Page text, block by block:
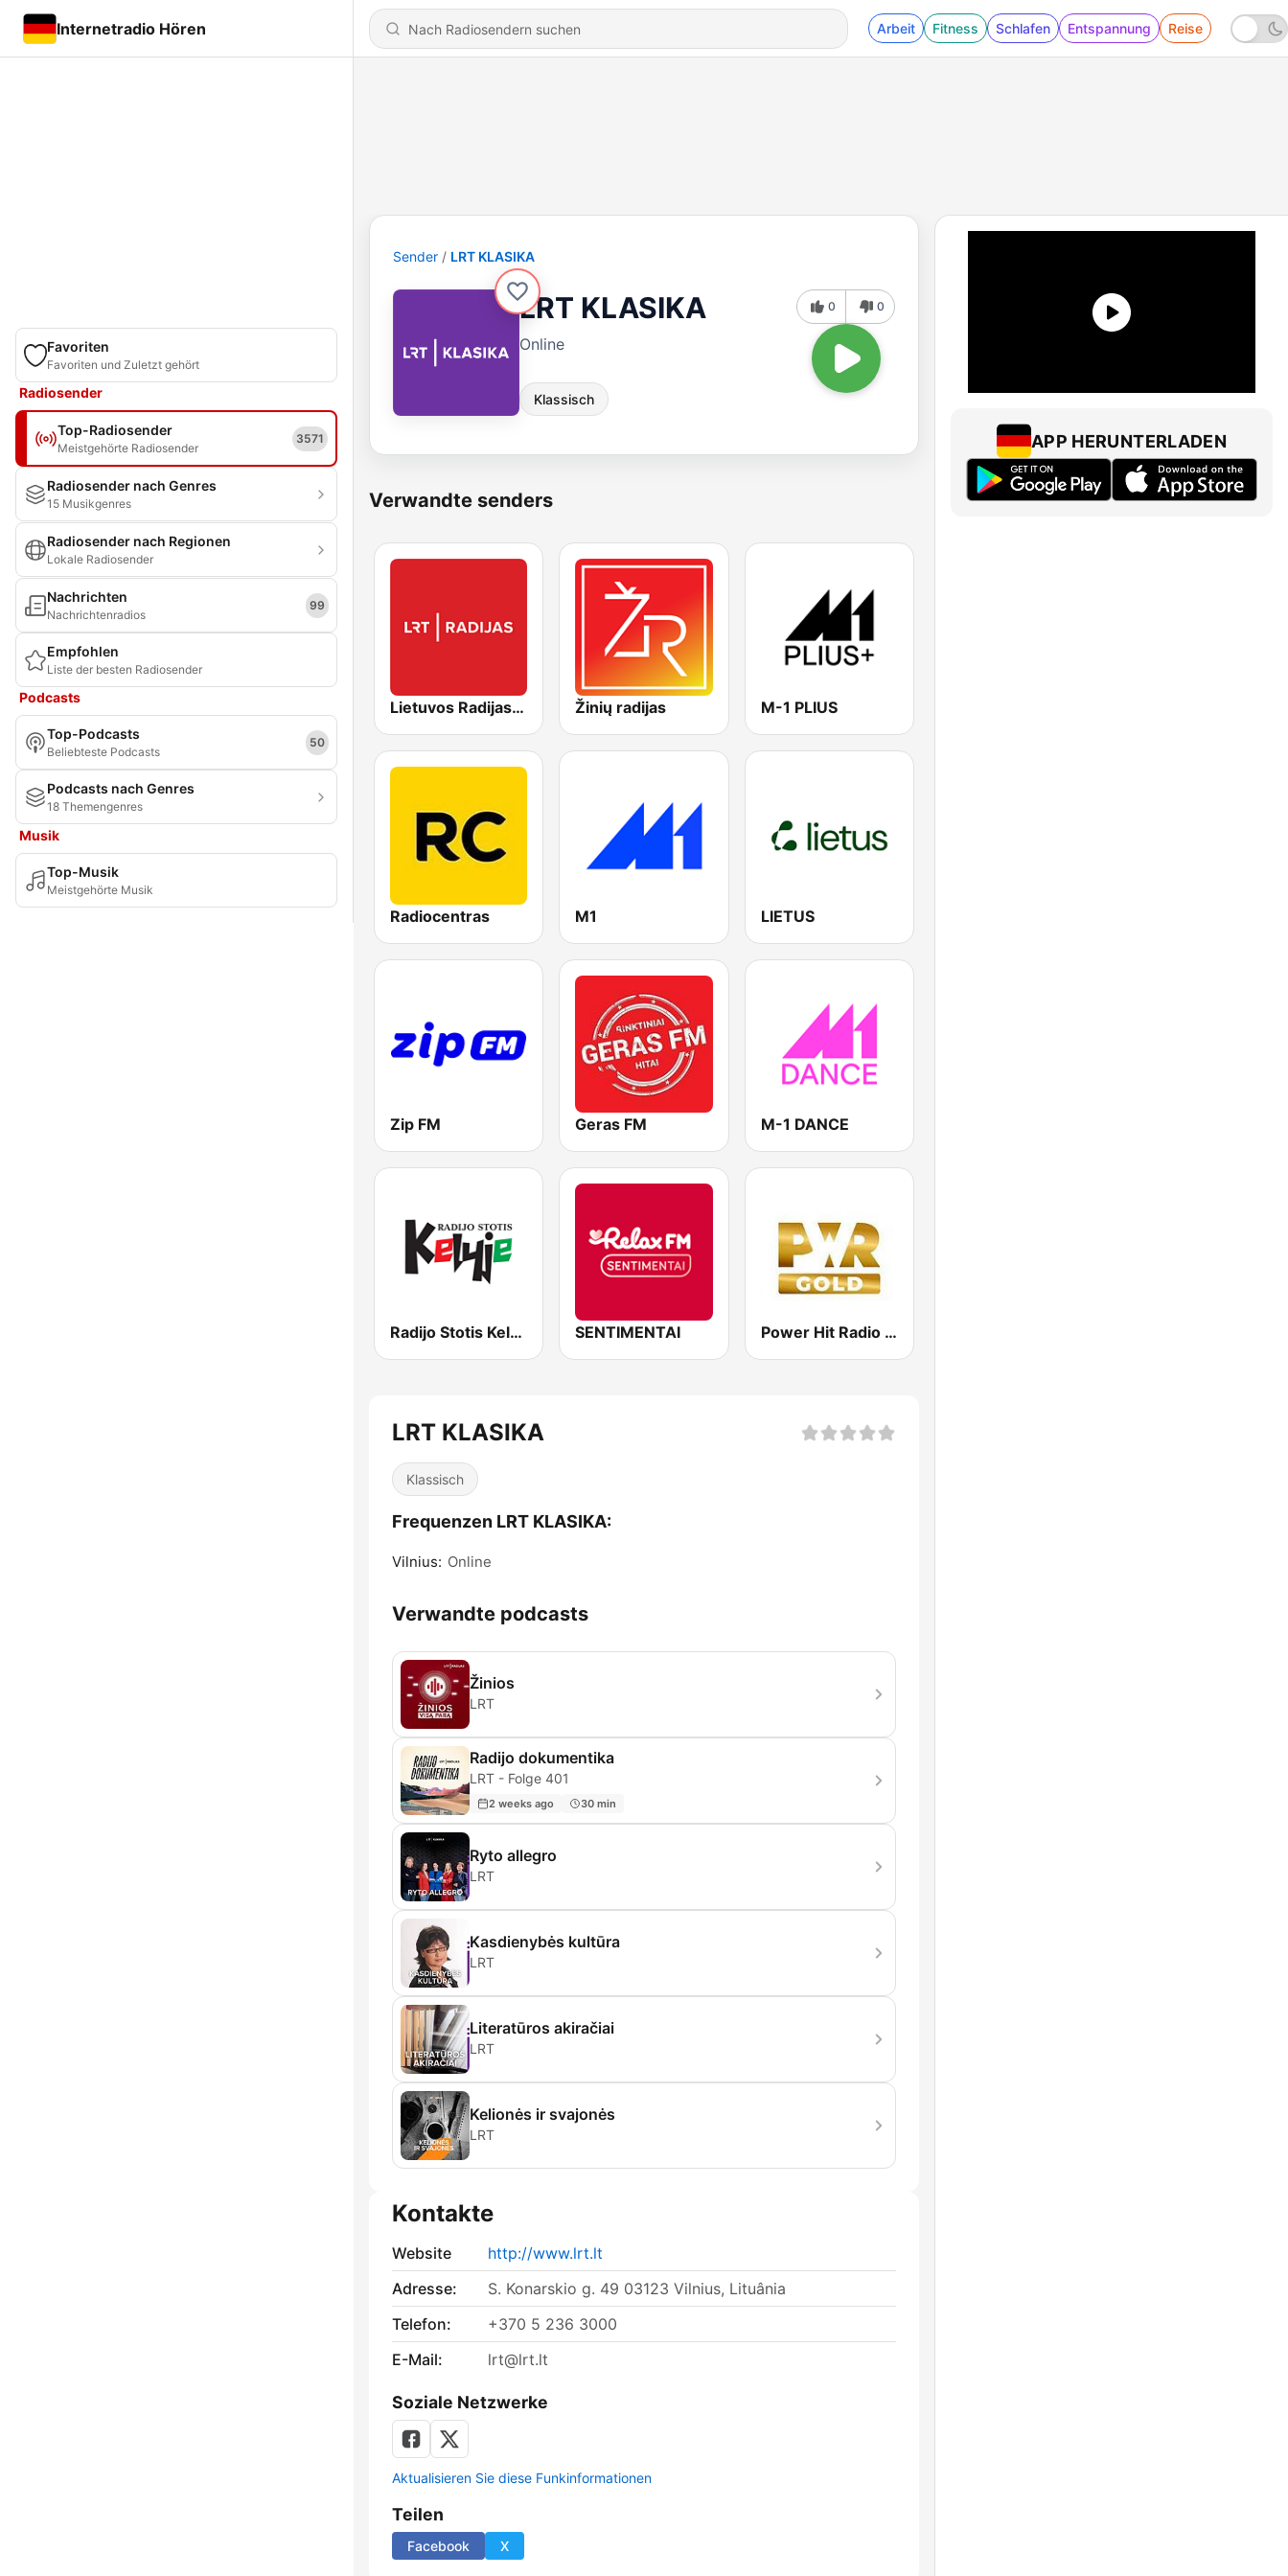
Internetradio Hören Arbeit Fitness Schlafen Entspannung Reise
Favoriten
Favoriten und Zuletzt gehört
Radiosender
Top-Radiosender
Meistgehörte Radiosender
3571
Radiosender nach Genres
15 Musikgenres
Radiosender nach Regionen
Lokale Radiosender
Nachrichten
Nachrichtenradios
99
Empfohlen
Liste der besten Radiosender
Podcasts
Top-Podcasts
Beliebteste Podcasts
50
Podcasts nach Genres
18 Themengenres
Musik
Top-Musik
Meistgehörte Musik
Sender LRT KLASIKA
LRT KLASIKA
Online
Klassisch
0 0
Verwandte senders
Lietuvos Radijas 1 (LRT) Žinių radijas M-1 PLIUS
Radiocentras M1 LIETUS
Zip FM Geras FM M-1 DANCE
Radijo Stotis Kelyje SENTIMENTAI Power Hit Radio Gold
LRT KLASIKA
Klassisch
Frequenzen LRT KLASIKA:
Vilnius: Online
Verwandte podcasts
Žinios
LRT
Radijo dokumentika
LRT - Folge 401
2 weeks ago 30 min
Ryto allegro
LRT
Kasdienybės kultūra
LRT
Literatūros akiračiai
LRT
Kelionės ir svajonės
LRT
Kontakte
Website
http://www.lrt.lt
Adresse:
S. Konarskio g. 49 03123 Vilnius, Lituânia
Telefon:
+370 5 236 3000
E-Mail:
lrt@lrt.lt
Soziale Netzwerke
Aktualisieren Sie diese Funkinformationen
Teilen
Facebook X
APP HERUNTERLADEN